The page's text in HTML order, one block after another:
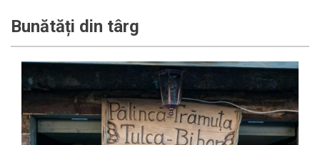
Bunătăți din târg